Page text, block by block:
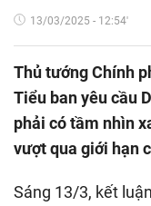
13/03/2025 - 12:54'
Thủ tướng Chính
Tiểu ban yêu cầu
phải có tầm nhìn
vượt qua giới hạn
Sáng 13/3, kết